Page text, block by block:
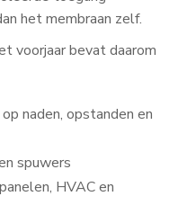
het membraan zelf.
voorjaar bevat daarom
naden, opstanden en
spuwers
HVAC en